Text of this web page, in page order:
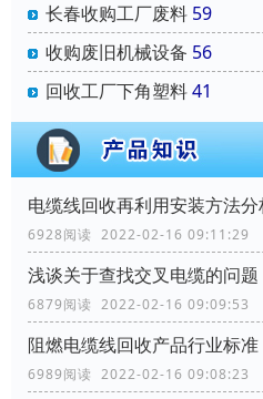
长春收购工厂废料 59
收购废旧机械设备 56
回收工厂下角塑料41
电缆线回收再利用安装方法分
6928阅读 2022-02-16 09:11:29
浅谈关于查找交叉电缆的问题
6879阅读 2022-02-16 09:09:53
阻燃电缆线回收产品行业标准
6989阅读 2022-02-16 09:08:23